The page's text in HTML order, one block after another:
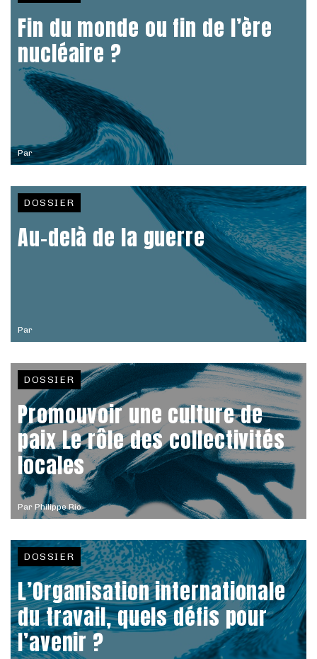
Par
Fin du monde ou fin de l’ère
nucléaire ?
Par
DOSSIER
Au-delà de la guerre
Par Philippe Rio
DOSSIER
Promouvoir une culture de
paix Le rôle des collectivités
locales
DOSSIER
L’Organisation internationale
du travail, quels défis pour
l’avenir ?